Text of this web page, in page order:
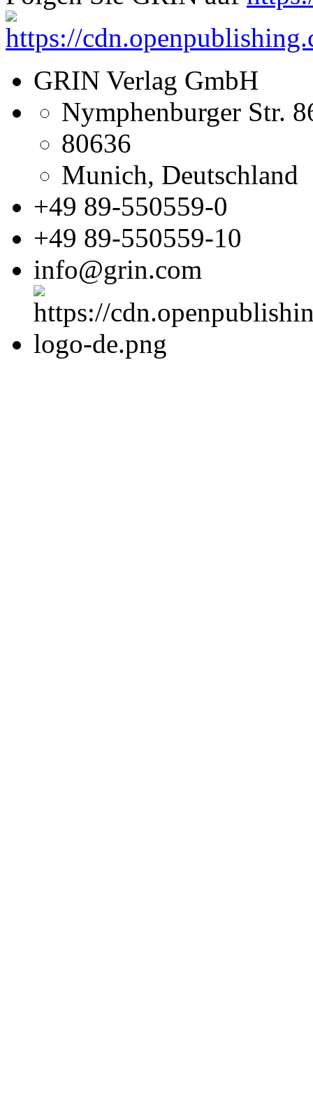
GRIN Verlag GmbH
Nymphenburger Str.
80636
Munich, Deutschland
+49 89-550559-0
+49 89-550559-10
info@grin.com